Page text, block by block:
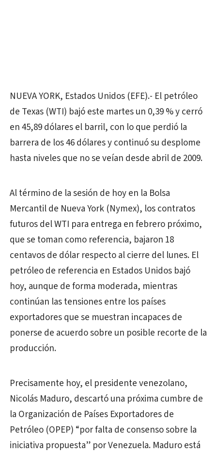
NUEVA YORK, Estados Unidos (EFE).- El petróleo
de Texas (WTI) bajó este martes un 0,39 % y cerró
en 45,89 dólares el barril, con lo que perdió la
barrera de los 46 dólares y continuó su desplome
hasta niveles que no se veían desde abril de 2009.
Al término de la sesión de hoy en la Bolsa
Mercantil de Nueva York (Nymex), los contratos
futuros del WTI para entrega en febrero próximo,
que se toman como referencia, bajaron 18
centavos de dólar respecto al cierre del lunes. El
petróleo de referencia en Estados Unidos bajó
hoy, aunque de forma moderada, mientras
continúan las tensiones entre los países
exportadores que se muestran incapaces de
ponerse de acuerdo sobre un posible recorte de la
producción.
Precisamente hoy, el presidente venezolano,
Nicolás Maduro, descartó una próxima cumbre de
la Organización de Países Exportadores de
Petróleo (OPEP) “por falta de consenso sobre la
iniciativa propuesta” por Venezuela. Maduro está